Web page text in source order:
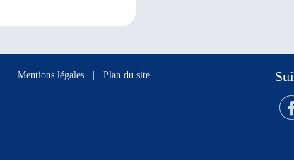
Mentions légales Plan du site